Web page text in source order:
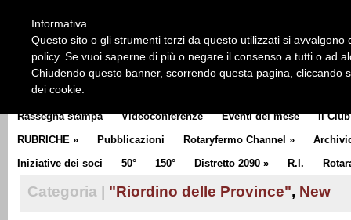
CLUB COMMUNICATOR
Rassegna stampa Videoconferenze Eventi del mese Il Club
RUBRICHE » Pubblicazioni Rotaryfermo Channel »
Iniziative dei soci
50° 150° Distretto 2090 » R.I.
Categoria | "Riordino delle Province", New
Informativa
Questo sito o gli strumenti terzi da questo utilizzati si
policy. Se vuoi saperne di più o negare il consenso a tutti o ad
Chiudendo questo banner, scorrendo questa pagina, cliccando
dei cookie.